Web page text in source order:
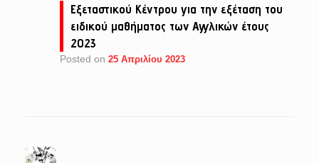
Εξεταστικού Κέντρου για την εξέταση του
ειδικού μαθήματος των Αγγλικών έτους
2023
Posted on 25 Απριλίου 2023